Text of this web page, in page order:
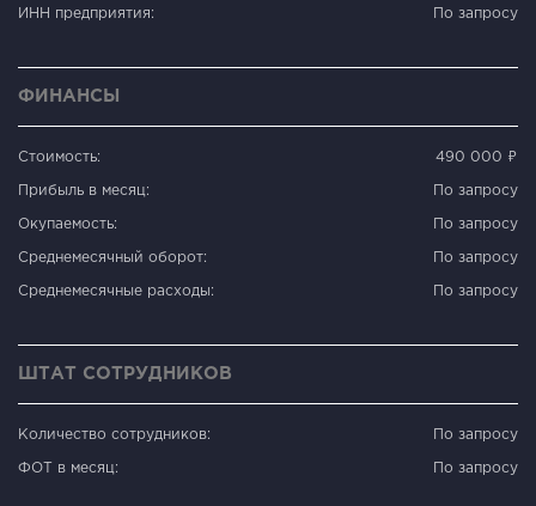
ИНН предприятия: По запросу
ФИНАНСЫ
Стоимость: 490 000 ₽
Прибыль в месяц: По запросу
Окупаемость: По запросу
Среднемесячный оборот: По запросу
Среднемесячные расходы: По запросу
ШТАТ СОТРУДНИКОВ
Количество сотрудников: По запросу
ФОТ в месяц: По запросу